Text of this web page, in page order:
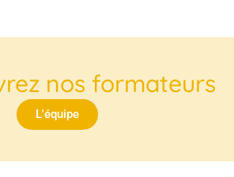
nos formateurs
L'équipe